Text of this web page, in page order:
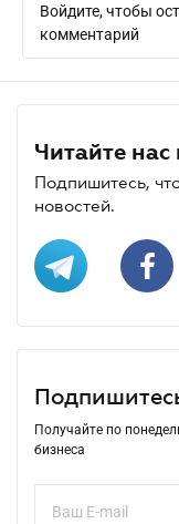
Войдите, чтобы
комментарий
Читайте нас
Подпишитесь,
новостей.
Получайте по
бизнеса